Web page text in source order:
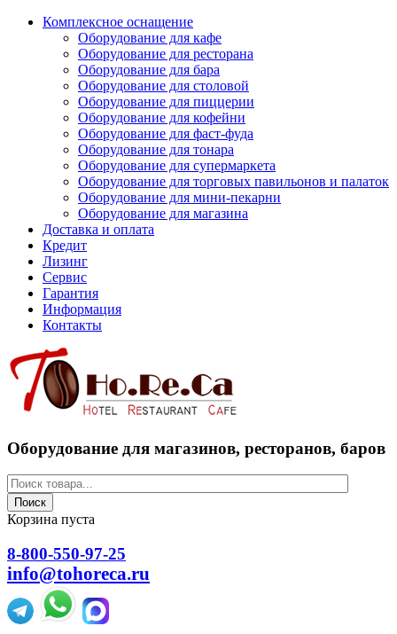
Комплексное оснащение
Оборудование для кафе
Оборудование для ресторана
Оборудование для бара
Оборудование для столовой
Оборудование для пиццерии
Оборудование для кофейни
Оборудование для фаст-фуда
Оборудование для тонара
Оборудование для супермаркета
Оборудование для торговых павильонов и палаток
Оборудование для мини-пекарни
Оборудование для магазина
Доставка и оплата
Кредит
Лизинг
Сервис
Гарантия
Информация
Контакты
Оборудование для магазинов, ресторанов, баров
Поиск
Корзина пуста
8-800-550-97-25
info@tohoreca.ru